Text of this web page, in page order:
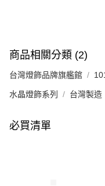
商品相關分類 (2)
台灣燈飾品牌旗艦館
水晶燈飾系列 台灣製造
必買清單